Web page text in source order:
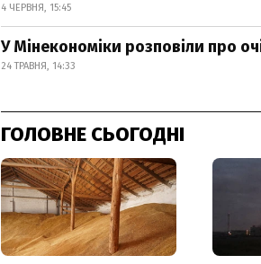
4 ЧЕРВНЯ, 15:45
У Мінекономіки розповіли про
24 ТРАВНЯ, 14:33
ГОЛОВНЕ СЬОГОДНІ